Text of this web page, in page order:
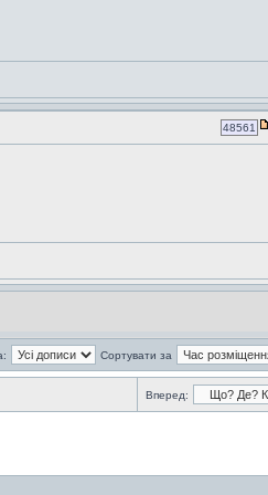
48561
Сортувати за
Вперед: